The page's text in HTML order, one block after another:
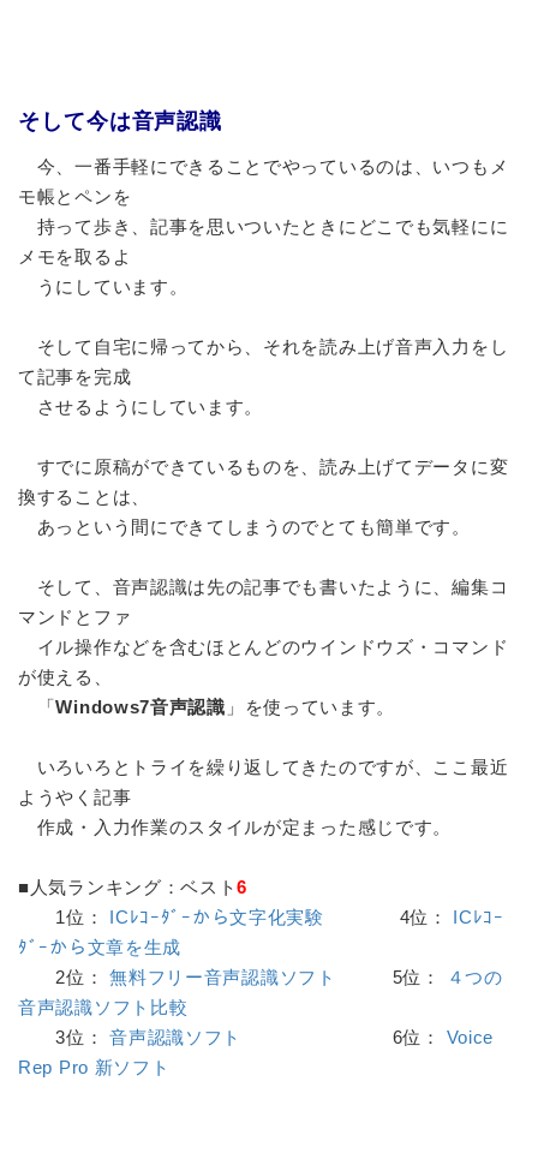
そして今は音声認識
今、一番手軽にできることでやっているのは、いつもメ
モ帳とペンを
持って歩き、記事を思いついたときにどこでも気軽にに
メモを取るよ
うにしています。
そして自宅に帰ってから、それを読み上げ音声入力をし
て記事を完成
させるようにしています。
すでに原稿ができているものを、読み上げてデータに変
換することは、
あっという間にできてしまうのでとても簡単です。
そして、音声認識は先の記事でも書いたように、編集コ
マンドとファ
イル操作などを含むほとんどのウインドウズ・コマンド
が使える、
「Windows7音声認識 」を使っています。
いろいろとトライを繰り返してきたのですが、ここ最近
ようやく記事
作成・入力作業のスタイルが定まった感じです。
■人気ランキング：ベスト6
1位： ICﾚｺｰﾀﾞｰから文字化実験 4位： ICﾚｺｰ
ﾀﾞｰから文章を生成
2位：無料フリー音声認識ソフト 5位：
４つの
音声認識ソフト比較
3位：音声認識ソフト 6位： Voice
Rep Pro 新ソフト